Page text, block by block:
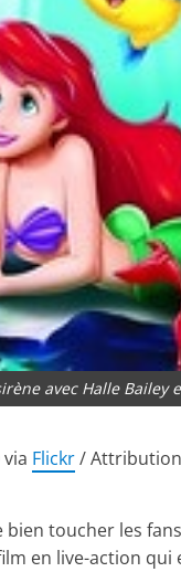
avec Halle Bailey
Flickr/
bien toucher les
en live-action qui